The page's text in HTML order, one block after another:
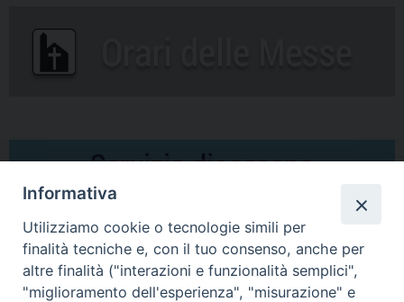
Comunicati Stampa
Informativa
Utilizziamo cookie o tecnologie simili per
finalità tecniche e, con il tuo consenso, anche per
altre finalità ("interazioni e funzionalità semplici",
"miglioramento dell'esperienza", "misurazione" e